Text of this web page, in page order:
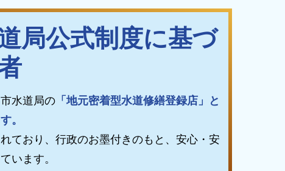
局公式制度に基づ
水道局の 「地元密着型水道修繕登録店」と
。
ており、行政のお墨付きのもと、安心・安
います。